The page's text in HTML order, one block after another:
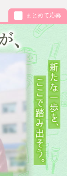
まとめて応募